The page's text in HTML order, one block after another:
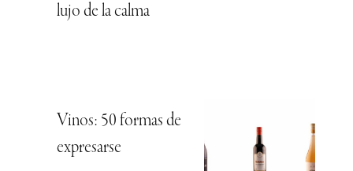
lujo de la calma
Vinos: 50 formas de
expresarse